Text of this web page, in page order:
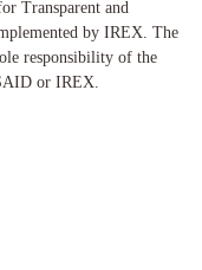
Transparent and
by IREX. The
responsibility of the
or IREX.